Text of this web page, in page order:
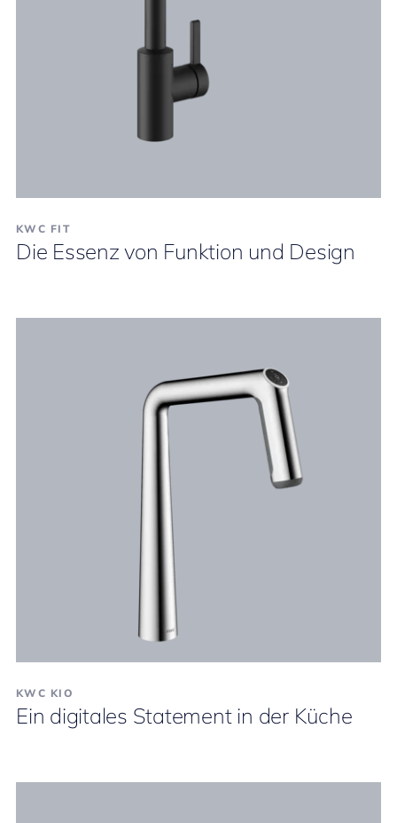
KWC FIT
Die Essenz von Funktion und Design
KWC KIO
Ein digitales Statement in der Küche